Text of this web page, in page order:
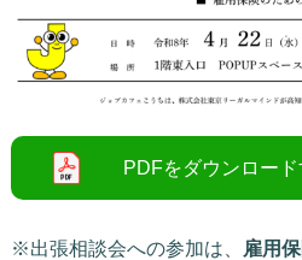
※出張相談会への参加は、 雇用